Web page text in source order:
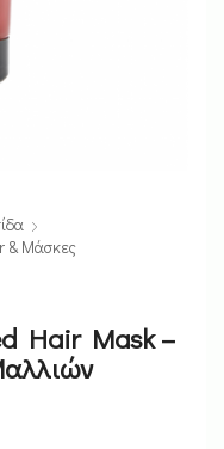
& Μάσκες
Hair Mask –